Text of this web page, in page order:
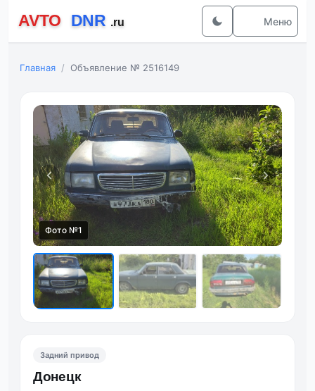
Меню
Главная Объявление № 2516149
Фото №1
Задний привод
Донецк